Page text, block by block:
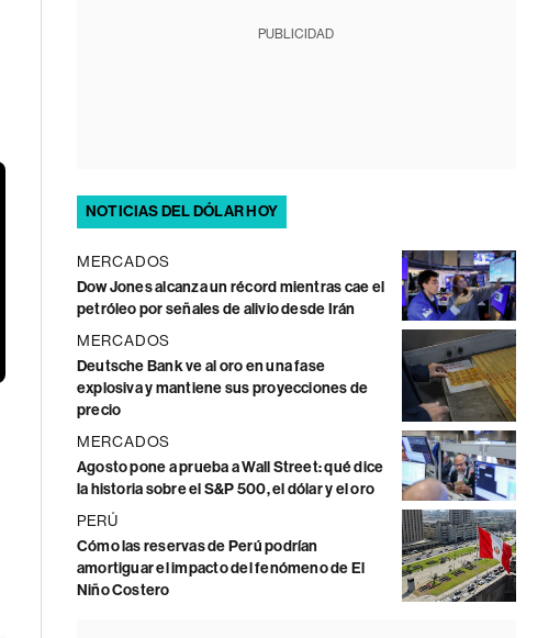
PUBLICIDAD
NOTICIAS DEL DÓLAR HOY
MERCADOS
Dow Jones alcanza un récord mientras cae el
petróleo por señales de alivio desde Irán
MERCADOS
Deutsche Bank ve al oro en una fase
explosiva y mantiene sus proyecciones de
precio
MERCADOS
Agosto pone a prueba a Wall Street: qué dice
la historia sobre el S&P 500, el dólar y el oro
PERÚ
Cómo las reservas de Perú podrían
amortiguar el impacto del fenómeno de El
Niño Costero